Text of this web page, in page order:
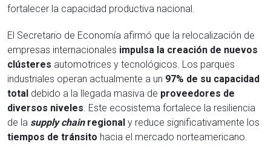
fortalecer la capacidad productiva nacional.
El Secretario de Economía afirmó que la relocalización de
empresas internacionales impulsa la creación de nuevos
clústeres automotrices y tecnológicos. Los parques
industriales operan actualmente a un 97% de su capacidad
total debido a la llegada masiva de proveedores de
diversos niveles. Este ecosistema fortalece la resiliencia
de la supply chainregional y reduce significativamente los
tiempos de tránsito hacia el mercado norteamericano.